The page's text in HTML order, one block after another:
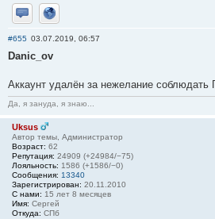
Отправить личное сообщение
Сайт
#655 03.07.2019, 06:57
Danic_ov
Аккаунт удалён за нежелание
Да, я зануда, я знаю...
Uksus
Автор темы, Администратор
Возраст: 62
Репутация: 24909 (+24984/−75)
Лояльность: 1586 (+1586/−0)
Сообщения: 13340
Зарегистрирован: 20.11.2010
С нами: 15 лет 8 месяцев
Имя: Сергей
Откуда: СПб